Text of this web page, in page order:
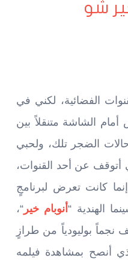
شو
الفضائية، لكني في
الشاشة متنقلاً بين
الضجر تلك، ولحبي
أتوقف عن أحد القنوات،
كانت تعرض لبرنامجٍ
الهندية “أنوبام خير “،
بوليودياً من طرازٍ
أنصح بمشاهدة فيلمه